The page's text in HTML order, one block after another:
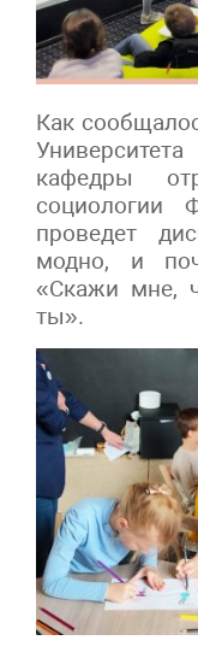
Как
кафедры
социологии
проведет
модно, и
«Скажи мне,
ты».